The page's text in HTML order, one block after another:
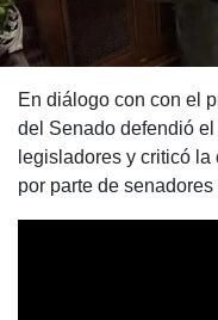
En diálogo con con el
del Senado defendió
legisladores y criticó
por parte de